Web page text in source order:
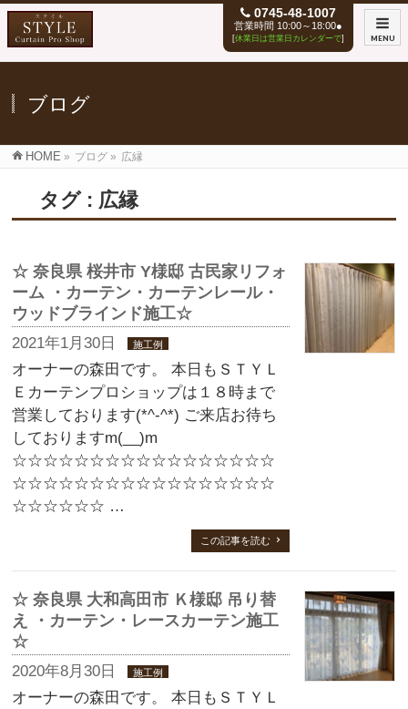
0745-48-1007
営業時間 10:00～18:00●
[休業日は営業日カレンダーで] MENU
ブログ
HOME » ブログ » 広縁
タグ : 広縁
☆ 奈良県 桜井市 Y様邸 古民家リフォ
ーム ・カーテン・カーテンレール・
ウッドブラインド施工☆
2021年1月30日 施工例
オーナーの森田です。 本日もＳＴＹＬ
Ｅカーテンプロショップは１８時まで
営業しております(*^-^*) ご来店お待ち
しておりますm(__)m
☆☆☆☆☆☆☆☆☆☆☆☆☆☆☆☆☆
☆☆☆☆☆☆☆☆☆☆☆☆☆☆☆☆☆
☆☆☆☆☆☆ …
この記事を読む
☆ 奈良県 大和高田市 Ｋ様邸 吊り替
え ・カーテン・レースカーテン施工
☆
2020年8月30日 施工例
オーナーの森田です。 本日もＳＴＹＬ